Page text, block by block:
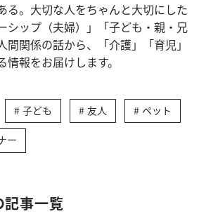
る。大切な人をちゃんと大切にした
シップ（夫婦）」「子ども・親・兄
間関係の話から、「介護」「育児」
報をお届けします。
子ども 友人 ペット
ー
記事一覧